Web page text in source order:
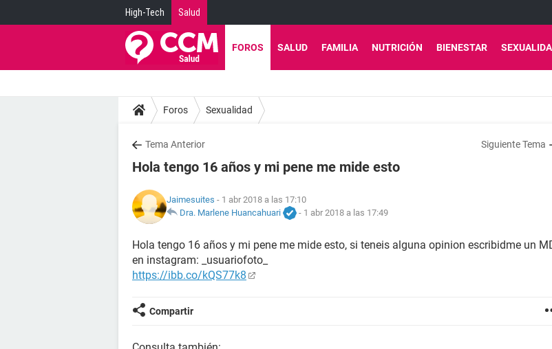
High-Tech Salud
FOROS SALUD FAMILIA NUTRICIÓN BIENESTAR
Foros Sexualidad
Tema Anterior Siguiente Tema
Hola tengo 16 años y mi pene me mide esto
Jaimesuites - 1 abr 2018 a las 17:10
Dra. Marlene Huancahuari
- 1 abr 2018 a las 17:49
Hola tengo 16 años y mi pene me mide esto, si teneis alguna opinion escribidme un
en instagram: _usuariofoto_
https://ibb.co/kQS77k8
Compartir